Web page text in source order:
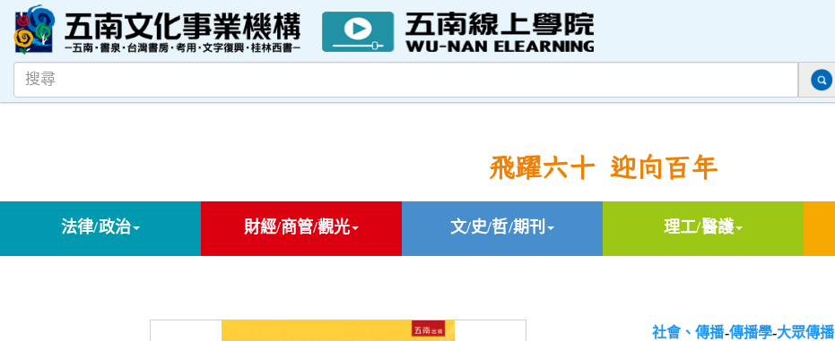
飛躍六十 迎向百年
法律/政治 財經/商管/觀光 文/史/哲/期刊 理工/醫護
社會、傳播-傳播學-大眾傳播